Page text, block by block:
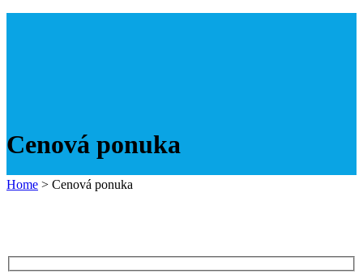
Cenová ponuka
Home > Cenová ponuka